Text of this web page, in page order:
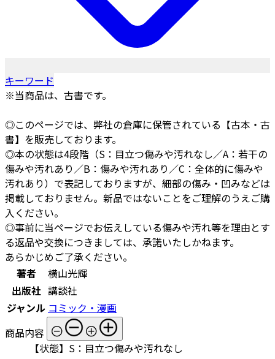
キーワード
※当商品は、古書です。
◎このページでは、弊社の倉庫に保管されている【古本・古
書】を販売しております。
◎本の状態は4段階（S：目立つ傷みや汚れなし／A：若干の
傷みや汚れあり／B：傷みや汚れあり／C：全体的に傷みや
汚れあり）で表記しておりますが、細部の傷み・凹みなどは
掲載しておりません。新品ではないことをご理解のうえご購
入ください。
◎事前に当ページでお伝えしている傷みや汚れ等を理由とす
る返品や交換につきましては、承諾いたしかねます。
あらかじめご了承ください。
著者
横山光輝
出版社 講談社
ジャンル コミック・漫画
商品内容
【状態】S：目立つ傷みや汚れなし